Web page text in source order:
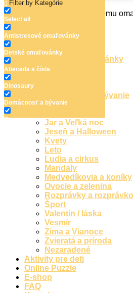
Filter by Kategórie
Select all
Antistresové omaľovánky
Detské omaľovánky
Abeceda a čísla
Dinosaury
Domácnosť a bývanie
Doprava
Jar a Veľká noc
Jeseň a Halloween
Medvedíkovia a koníky
Ovocie a zelenina
Rozprávky a rozprávkové postavy
Zadaj názov, oblasť alebo tému
Antistresové omaľovánky
Detské omaľovánky
Domácnosť a bývanie
Doprava
Jar a Veľká noc
Jeseň a Halloween
Kvety
Leto
Ľudia a cirkus
Mandaly
Medvedíkovia a koníky
Ovocie a zelenina
Rozprávky a
Šport
Valentín / láska
Vesmír
Zima a Vianoce
Zvieratá a príroda
Nezaradené
Aktivity pre deti
Online Puzzle
E-shop
FAQ